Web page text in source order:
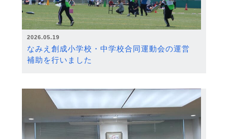
2026.05.19
なみえ創成小学校・中学校合同運動会の運営
補助を行いました